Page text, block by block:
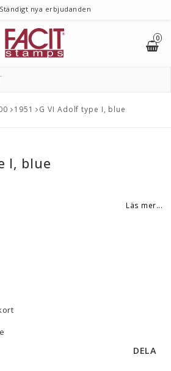
Ständigt nya erbjudanden
0
1951 G VI Adolf type I, blue
I, blue
Läs mer...
DELA